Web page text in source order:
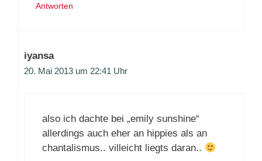
Antworten
iyansa
20. Mai 2013 um 22:41 Uhr
also ich dachte bei „emily sunshine“
allerdings auch eher an hippies als an
chantalismus.. villeicht liegts daran..